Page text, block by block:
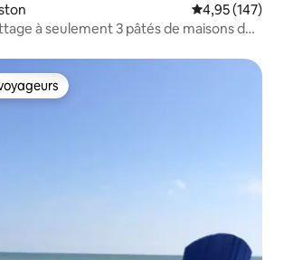
Note
4,95 (147)
à seulement 3 pâtés de maisons de